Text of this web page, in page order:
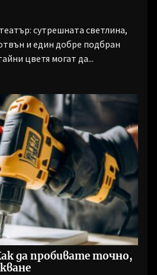
сутрешната светлина,
и един добре подбран
цветя могат да...
да пробивате точно,